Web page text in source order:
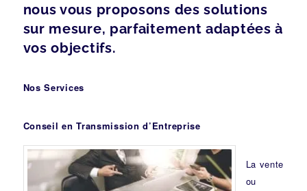
nous vous proposons des solutions
sur mesure, parfaitement adaptées à
vos objectifs.
Nos Services
Conseil en Transmission d’Entreprise
La vente
ou